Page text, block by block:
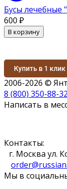
Бусы лечебные
600 ₽
В корзину
Купить в 1 клик
2006-2026 ©
8 (800) 350-88-32
Написать в
Контакты:
г. Москва ул.
Мы в